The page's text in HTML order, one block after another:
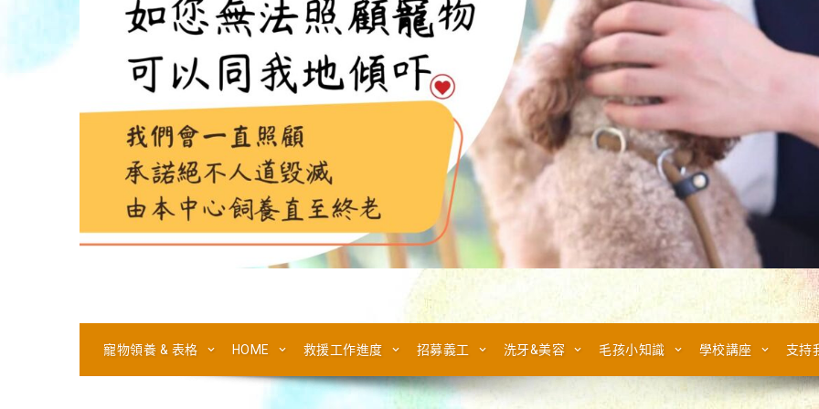
寵物領養 & 表格 HOME 救援工作進度 招募義工 洗牙&美容 毛孩小知識 學校講座 支持